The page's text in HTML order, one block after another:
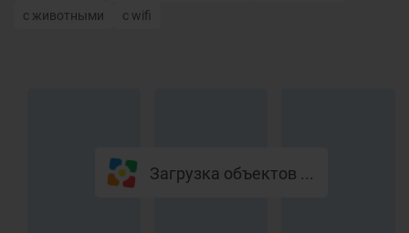
с животными
с wifi
Загрузка объектов ...